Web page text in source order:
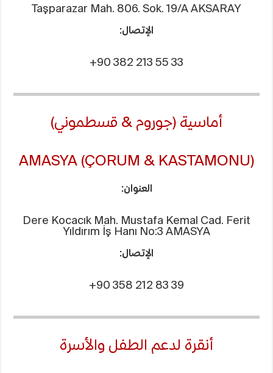
Taşparazar Mah. 806. Sok. 19/A AKSARAY
الإتصال:
+90 382 213 55 33
أماسية (جوروم & قسطموني)
AMASYA (ÇORUM & KASTAMONU)
العنوان:
Dere Kocacık Mah. Mustafa Kemal Cad. Ferit
Yıldırım İş Hanı No:3 AMASYA
الإتصال:
+90 358 212 83 39
أنقرة لدعم الطفل والأسرة